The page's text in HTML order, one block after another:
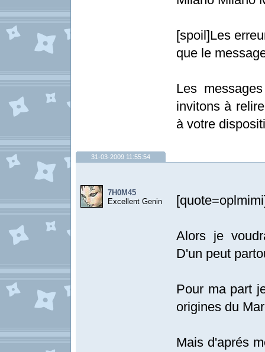
[spoil]Les
que le
Les
invitons à
à votre
31-03-2009 11:55:54
7H0M45
Excellent Genin
Alors je
D'un peut
Pour ma part
origines du
Mais d'aprés